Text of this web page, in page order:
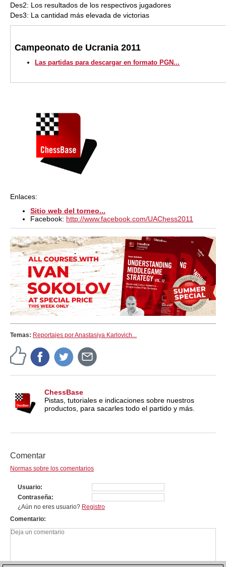
Des2: Los resultados de los respectivos jugadores
Des3: La cantidad más elevada de victorias
Campeonato de Ucrania 2011
Las partidas para descargar en formato PGN...
Enlaces:
Sitio web del torneo...
Facebook: http://www.facebook.com/UAChess2011
Temas: Reportajes por Anastasiya Karlovich...
ChessBase
Pistas, tutoriales e indicaciones sobre nuestros
productos, para sacarles todo el partido y más.
Comentar
Normas sobre los comentarios
Usuario
Contraseña
¿Aún no eres usuario? Registro
Comentario